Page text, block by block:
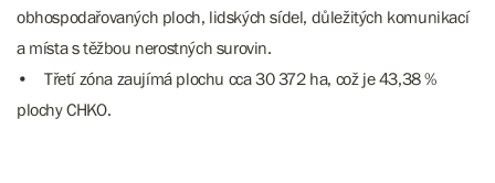
obhospodařovaných ploch, lidských sídel, důležitých komunikací
a místa s těžbou nerostných surovin.
• Třetí zóna zaujímá plochu cca 30 372 ha, což je 43,38 %
plochy CHKO.